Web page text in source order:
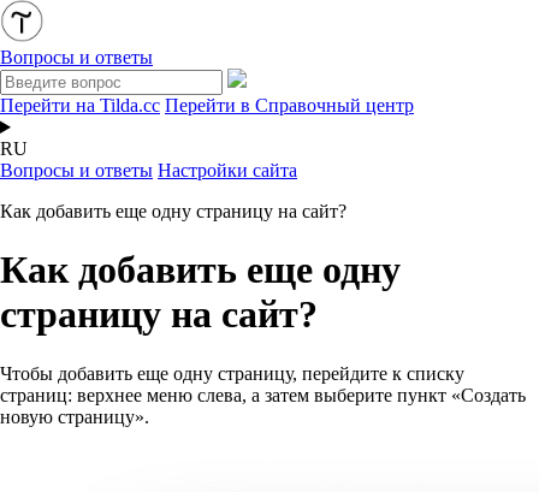
Вопросы и ответы
Перейти на Tilda.cc Перейти в Справочный центр
RU
Вопросы и ответы Настройки сайта
Как добавить еще одну страницу на сайт?
Как добавить еще одну
страницу на сайт?
Чтобы добавить еще одну страницу, перейдите к списку
страниц: верхнее меню слева, а затем выберите пункт «Создать
новую страницу».